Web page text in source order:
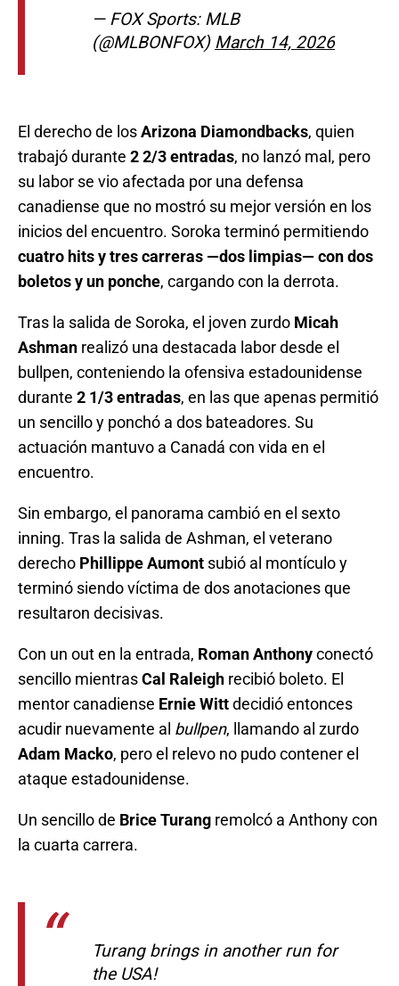
— FOX Sports: MLB
(@MLBONFOX) March 14, 2026
El derecho de losArizona Diamondbacks, quien
trabajó durante 2 2/3 entradas, no lanzó mal, pero
su labor se vio afectada por una defensa
canadiense que no mostró su mejor versión en los
inicios del encuentro. Soroka terminó permitiendo
cuatro hits y tres carreras —dos limpias— con dos
boletos y un ponche, cargando con la derrota.
Tras la salida de Soroka, el joven zurdo Micah
Ashman realizó una destacada labor desde el
bullpen, conteniendo la ofensiva estadounidense
durante 2 1/3 entradas, en las que apenas permitió
un sencillo y ponchó a dos bateadores. Su
actuación mantuvo a Canadá con vida en el
encuentro.
Sin embargo, el panorama cambió en el sexto
inning. Tras la salida de Ashman, el veterano
derecho Phillippe Aumont subió al montículo y
terminó siendo víctima de dos anotaciones que
resultaron decisivas.
Con un out en la entrada, Roman Anthonyconectó
sencillo mientrasCal Raleigh recibió boleto. El
mentor canadiense Ernie Wittdecidió entonces
acudir nuevamente al bullpen, llamando al zurdo
Adam Macko, pero el relevo no pudo contener el
ataque estadounidense.
Un sencillo de Brice Turang remolcó a Anthony con
la cuarta carrera.
Turang brings in another run for
the USA!